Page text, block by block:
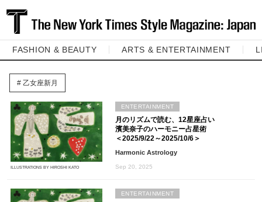
FASHION & BEAUTY ARTS & ENTERTAINMENT
乙女座新月
ILLUSTRATIONS BY HIROSHI KATO
月のリズムで読む、12星座占い
濱美奈子のハーモニー占星術
＜2025/9/22～2025/10/6＞
Harmonic Astrology
Sep 20, 2025
ENTERTAINMENT
ENTERTAINMENT